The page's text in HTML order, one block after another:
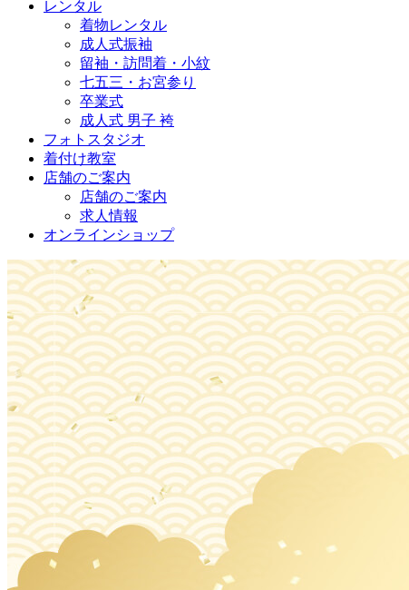
レンタル
着物レンタル
成人式振袖
留袖・訪問着・小紋
七五三・お宮参り
卒業式
成人式 男子 袴
フォトスタジオ
着付け教室
店舗のご案内
店舗のご案内
求人情報
オンラインショップ